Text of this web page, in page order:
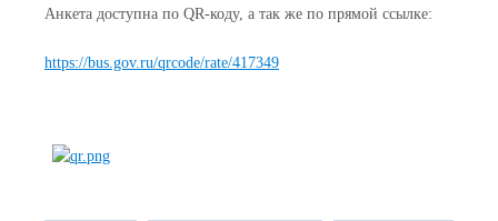
Анкета доступна по QR-коду, а так же по прямой ссылке:
https://bus.gov.ru/qrcode/rate/417349